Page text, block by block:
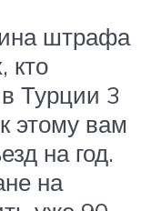
штрафа
кто
Турции 3
этому вам
на год.
на